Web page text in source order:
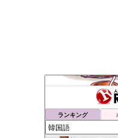
ランキング